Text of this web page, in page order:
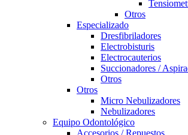
Otros
Especializado
Dresfibriladores
Electrobisturis
Electrocauterios
Succionadores /
Otros
Otros
Micro Nebulizadores
Nebulizadores
Equipo Odontológico
Accesorios / Repuestos